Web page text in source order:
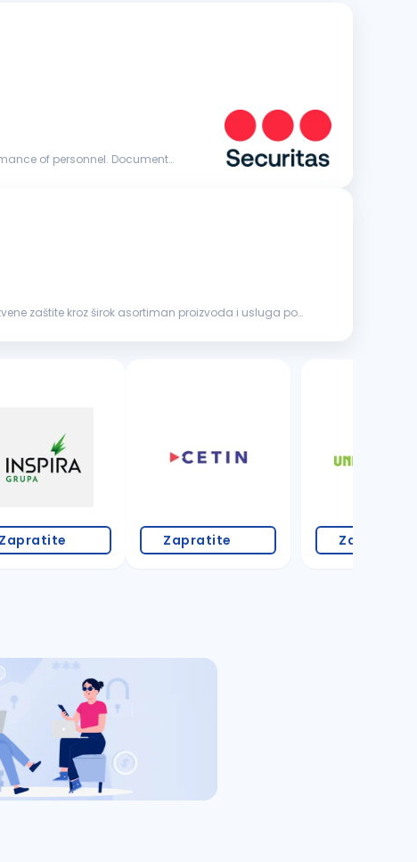
zaštite kroz širok asortiman proizvoda i usluga po
Zapratite Zapratite Zapratite